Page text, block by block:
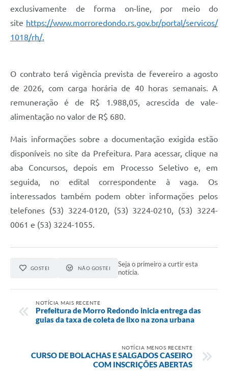
exclusivamente de forma on-line, por meio do
site https://www.morroredondo.rs.gov.br/portal/servicos/
1018/rh/.
O contrato terá vigência prevista de fevereiro a agosto
de 2026, com carga horária de 40 horas semanais. A
remuneração é de R$ 1.988,05, acrescida de vale-
alimentação no valor de R$ 680.
Mais informações sobre a documentação exigida estão
disponíveis no site da Prefeitura. Para acessar, clique na
aba Concursos, depois em Processo Seletivo e, em
seguida, no edital correspondente à vaga. Os
interessados também podem obter informações pelos
telefones (53) 3224-0120, (53) 3224-0210, (53) 3224-
0061 e (53) 3224-1055.
GOSTEI NÃO GOSTEI
Seja o primeiro a curtir esta
notícia.
NOTÍCIA MAIS RECENTE
Prefeitura de Morro Redondo inicia entrega das
guias da taxa de coleta de lixo na zona urbana
NOTÍCIA MENOS RECENTE
CURSO DE BOLACHAS E SALGADOS CASEIRO
COM INSCRIÇÕES ABERTAS